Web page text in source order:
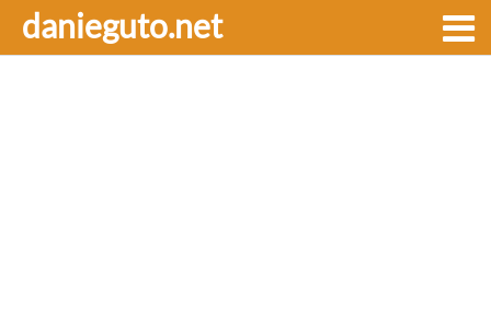
danieguto.net